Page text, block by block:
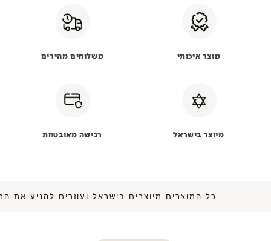
מוצר איכותי משלוחים מהירים
מיוצר בישראל רכישה מאובטחת
כל המוצרים מיוצרים בישראל ועוזרים